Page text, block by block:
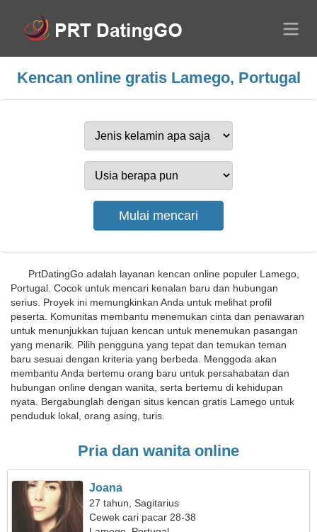
Kencan online gratis Lamego, Portugal
PrtDatingGo adalah layanan kencan online populer Lamego,
Portugal. Cocok untuk mencari kenalan baru dan hubungan
serius. Proyek ini memungkinkan Anda untuk melihat profil
peserta. Komunitas membantu menemukan cinta dan penawaran
untuk menunjukkan tujuan kencan untuk menemukan pasangan
yang menarik. Pilih pengguna yang tepat dan temukan teman
baru sesuai dengan kriteria yang berbeda. Menggoda akan
membantu Anda bertemu orang baru untuk persahabatan dan
hubungan online dengan wanita, serta bertemu di kehidupan
nyata. Bergabunglah dengan situs kencan gratis Lamego untuk
penduduk lokal, orang asing, turis.
Pria dan wanita online
Joana
27 tahun, Sagitarius
Cewek cari pacar 28-38